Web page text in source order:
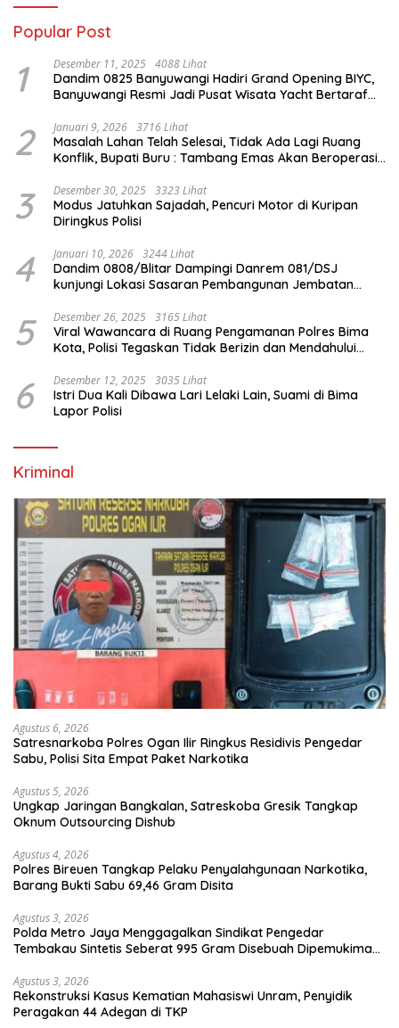
Popular Post
1 Desember 11, 2025 4088 Lihat
Dandim 0825 Banyuwangi Hadiri Grand Opening BIYC,
Banyuwangi Resmi Jadi Pusat Wisata Yacht Bertaraf
2 Januari 9, 2026 3716 Lihat
Masalah Lahan Telah Selesai, Tidak Ada Lagi Ruang
Konflik, Bupati Buru : Tambang Emas Akan Beroperasi
3 Desember 30, 2025 3323 Lihat
Modus Jatuhkan Sajadah, Pencuri Motor di Kuripan
Diringkus Polisi
4 Januari 10, 2026 3244 Lihat
Dandim 0808/Blitar Dampingi Danrem 081/DSJ
kunjungi Lokasi Sasaran Pembangunan Jembatan
5 Desember 26, 2025 3165 Lihat
Viral Wawancara di Ruang Pengamanan Polres Bima
Kota, Polisi Tegaskan Tidak Berizin dan Mendahului
6 Desember 12, 2025 3035 Lihat
Istri Dua Kali Dibawa Lari Lelaki Lain, Suami di Bima
Lapor Polisi
Kriminal
Agustus 6, 2026
Satresnarkoba Polres Ogan Ilir Ringkus Residivis Pengedar
Sabu, Polisi Sita Empat Paket Narkotika
Agustus 5, 2026
Ungkap Jaringan Bangkalan, Satreskoba Gresik Tangkap
Oknum Outsourcing Dishub
Agustus 4, 2026
Polres Bireuen Tangkap Pelaku Penyalahgunaan Narkotika,
Barang Bukti Sabu 69,46 Gram Disita
Agustus 3, 2026
Polda Metro Jaya Menggagalkan Sindikat Pengedar
Tembakau Sintetis Seberat 995 Gram Disebuah Dipemukiman
Agustus 3, 2026
Rekonstruksi Kasus Kematian Mahasiswi Unram, Penyidik
Peragakan 44 Adegan di TKP